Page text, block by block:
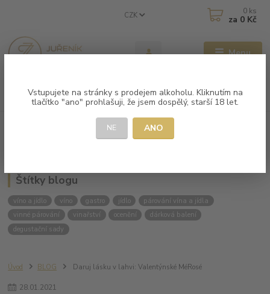
Vstupujete na stránky s prodejem alkoholu. Kliknutím na
tlačítko "ano" prohlašuji, že jsem dospělý, starší 18 let.
NE ANO
Menu
CZK
Hledat
0 ks
za 0 Kč
Štítky blogu
víno a jídlo víno gastro jídlo
párování vína a jídla
vinné párování
vinařství ocenění
dárková balení
degustační sady
Úvod BLOG Daruj lásku v lahvi: Valentýnské MéRosé
28.01.2021